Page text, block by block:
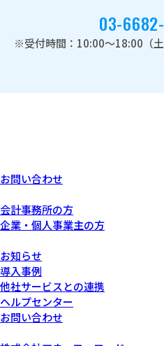
03-
※受付時間：10:00～18:00（土
お問い合わせ
会計事務所の方
企業・個人事業主の方
お知らせ
導入事例
他社サービスとの連携
ヘルプセンター
お問い合わせ